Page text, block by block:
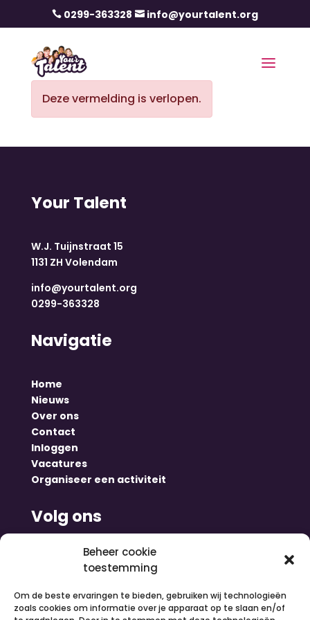
Beheer cookie
toestemming
Om de beste ervaringen te bieden, gebruiken wij technologieën
zoals cookies om informatie over je apparaat op te slaan en/of
 0299-363328  info@yourtalent.org
Deze vermelding is verlopen.
Your Talent
W.J. Tuijnstraat 15
1131 ZH Volendam
info@yourtalent.org
0299-363328
Navigatie
Home
Nieuws
Over ons
Contact
Inloggen
Vacatures
Organiseer een activiteit
Volg ons